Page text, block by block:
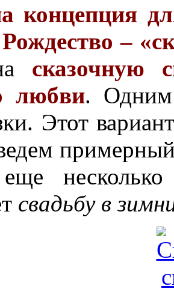
концепция
–
сказочную
любви. Одним
Этот
еще
свадьбу в